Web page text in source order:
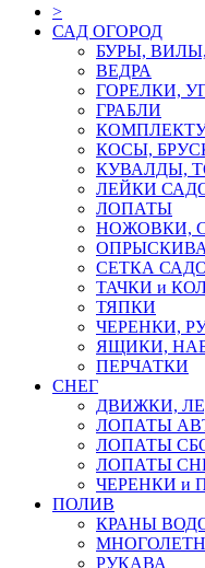
>
САД ОГОРОД
БУРЫ,
ВЕДРА
ГОРЕЛКИ,
ГРАБЛИ
КОСЫ,
КУВАЛДЫ,
ЛЕЙКИ
ЛОПАТЫ
НОЖОВКИ,
СЕТКА
ТАЧКИ и
ТЯПКИ
ЧЕРЕНКИ,
ЯЩИКИ,
ПЕРЧАТКИ
СНЕГ
ДВИЖКИ,
ЛОПАТЫ
ЛОПАТЫ
ЛОПАТЫ
ЧЕРЕНКИ и
ПОЛИВ
КРАНЫ
РУКАВА